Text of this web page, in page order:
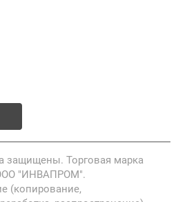
защищены. Торговая марка
"ИНВАПРОМ".
(копирование,